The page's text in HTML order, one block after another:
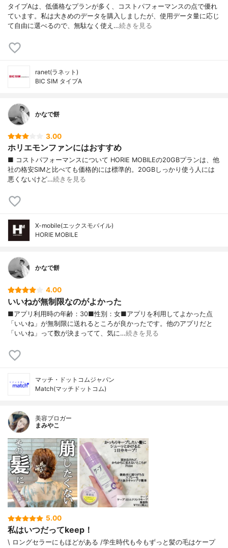
タイプAは、低価格なプランが多く、コストパフォーマンスの点で優れ
ています。私は大きめのデータを購入しましたが、使用データ量に応じ
て自由に選べるので、無駄なく使え…続きを見る
ranet(ラネット)
BIC SIM タイプA
かなで餅
3.00
ホリエモンファンにはおすすめ
■ コストパフォーマンスについて HORIE MOBILEの20GBプランは、他
社の格安SIMと比べても価格的には標準的。20GBしっかり使う人には
悪くないけど…続きを見る
X-mobile(エックスモバイル)
HORIE MOBILE
かなで餅
4.00
いいねが無制限なのがよかった
■アプリ利用時の年齢：30■性別：女■アプリを利用してよかった点
「いいね」が無制限に送れるところが良かったです。他のアプリだと
「いいね」って数が決まってて、気に…続きを見る
マッチ・ドットコムジャパン
Match(マッチドットコム)
美容ブロガー
まみやこ
5.00
私はいつだってkeep！
\ ロングセラーにもほどがある /⁡学生時代も今もずっと髪の毛はケープ